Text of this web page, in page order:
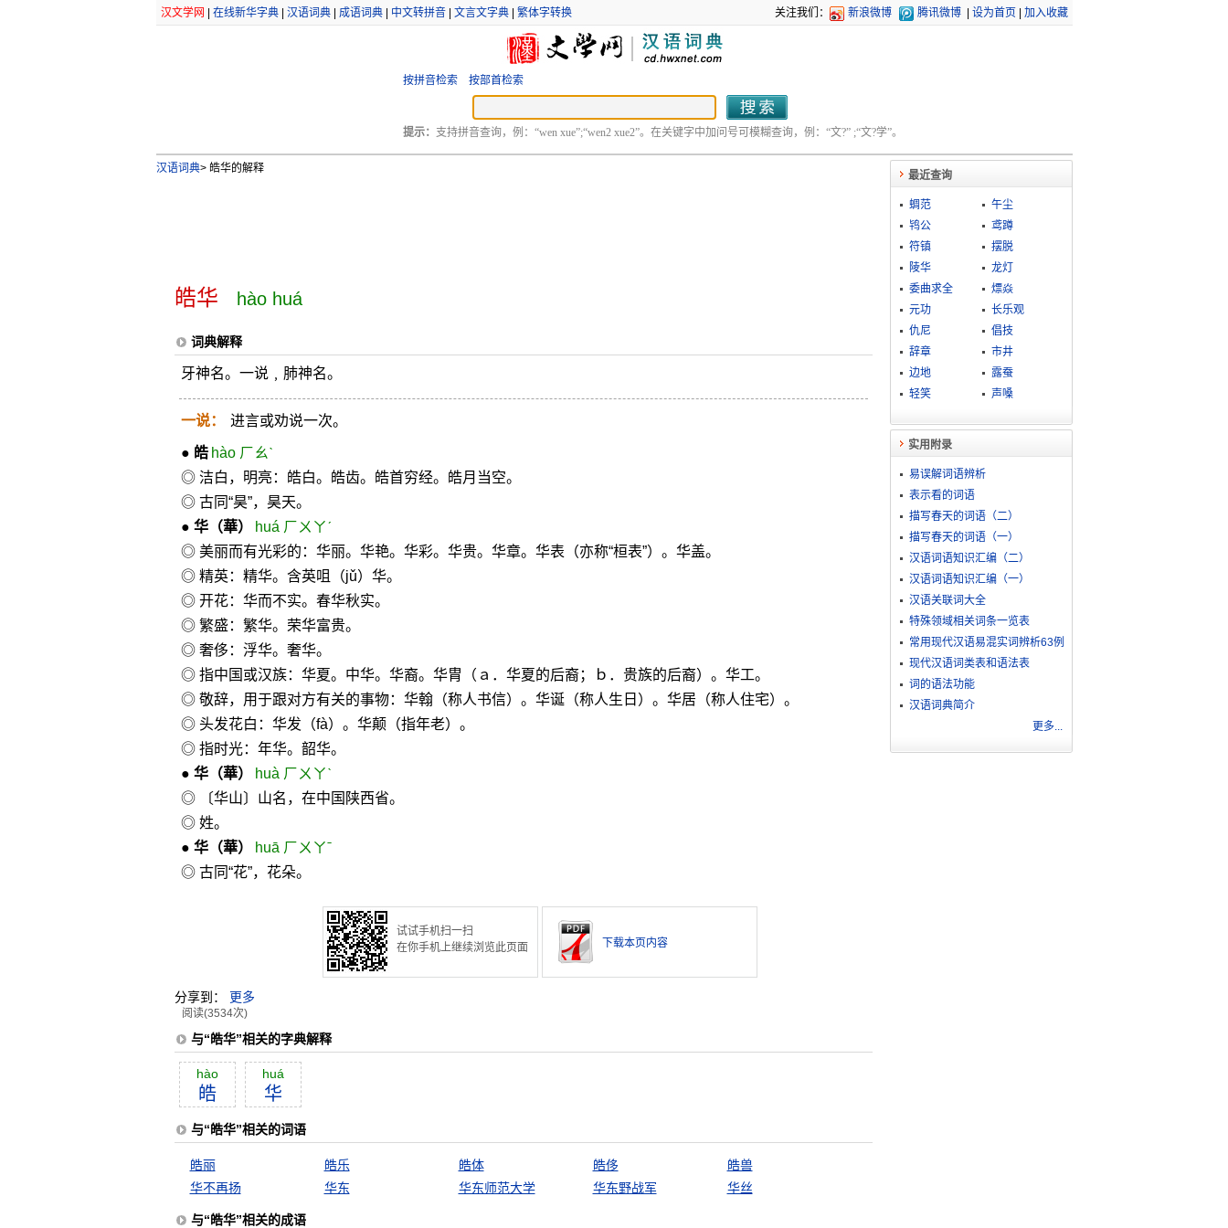
汉文学网 在线新华字典| 汉语词典| 成语词典| 中文转拼音| 文言文字典| 繁体字转换 关注我们： 新浪微博 腾讯微博 设为首页 加入收藏
按拼音检索 按部首检索
提示： 支持拼音查询，例：“wen xue”;“wen2 xue2”。在关键字中加问号可模糊查询，例：“文?” ;“文?学”。
汉语词典>皓华的解释
皓华 hào huá
词典解释
牙神名。一说﹐肺神名。
一说： 进言或劝说一次。
● 皓 hào ㄏㄠˋ
◎ 洁白，明亮：皓白。皓齿。皓首穷经。皓月当空。
◎ 古同“昊”，昊天。
● 华（華）
huá ㄏㄨㄚˊ
◎ 美丽而有光彩的：华丽。华艳。华彩。华贵。华章。华表（亦称“桓表”）。华盖。
◎ 精英：精华。含英咀（jǔ）华。
◎ 开花：华而不实。春华秋实。
◎ 繁盛：繁华。荣华富贵。
◎ 奢侈：浮华。奢华。
◎ 指中国或汉族：华夏。中华。华裔。华胄（ａ．华夏的后裔；ｂ．贵族的后裔）。华工。
◎ 敬辞，用于跟对方有关的事物：华翰（称人书信）。华诞（称人生日）。华居（称人住宅）。
◎ 头发花白：华发（fà）。华颠（指年老）。
◎ 指时光：年华。韶华。
● 华（華）
huà ㄏㄨㄚˋ
◎ 〔华山〕山名，在中国陕西省。
◎ 姓。
● 华（華）
huā ㄏㄨㄚˉ
◎ 古同“花”，花朵。
试试手机扫一扫
在你手机上继续浏览此页面
下载本页内容
分享到： 更多
阅读(3534次)
与“皓华”相关的字典解释
hào
皓
huá
华
与“皓华”相关的词语
皓丽 皓乐 皓体 皓侈
皓兽
华不再扬
华东 华东师范大学 华东野战军 华丝
与“皓华”相关的成语
最近查询
蜩范
午尘
鸨公
鸢蹲
符镇
摆脱
陵华
龙灯
委曲求全
熛焱
元功
长乐观
仇尼
倡技
辞章
市井
边地
露蚕
轻笑
声嗓
实用附录
易误解词语辨析
表示看的词语
描写春天的词语（二）
描写春天的词语（一）
汉语词语知识汇编（二）
汉语词语知识汇编（一）
汉语关联词大全
特殊领域相关词条一览表
常用现代汉语易混实词辨析63例
现代汉语词类表和语法表
词的语法功能
汉语词典简介
更多...